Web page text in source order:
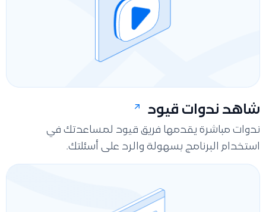
شاهد ندوات قيود
ندوات مباشرة يقدمها فريق قيود لمساعدتك في
استخدام البرنامج بسهولة والرد على أسئلتك.